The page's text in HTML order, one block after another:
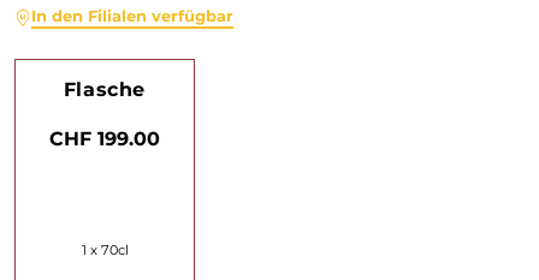
In den Filialen verfügbar
Flasche
CHF 199.00
1 x 70cl